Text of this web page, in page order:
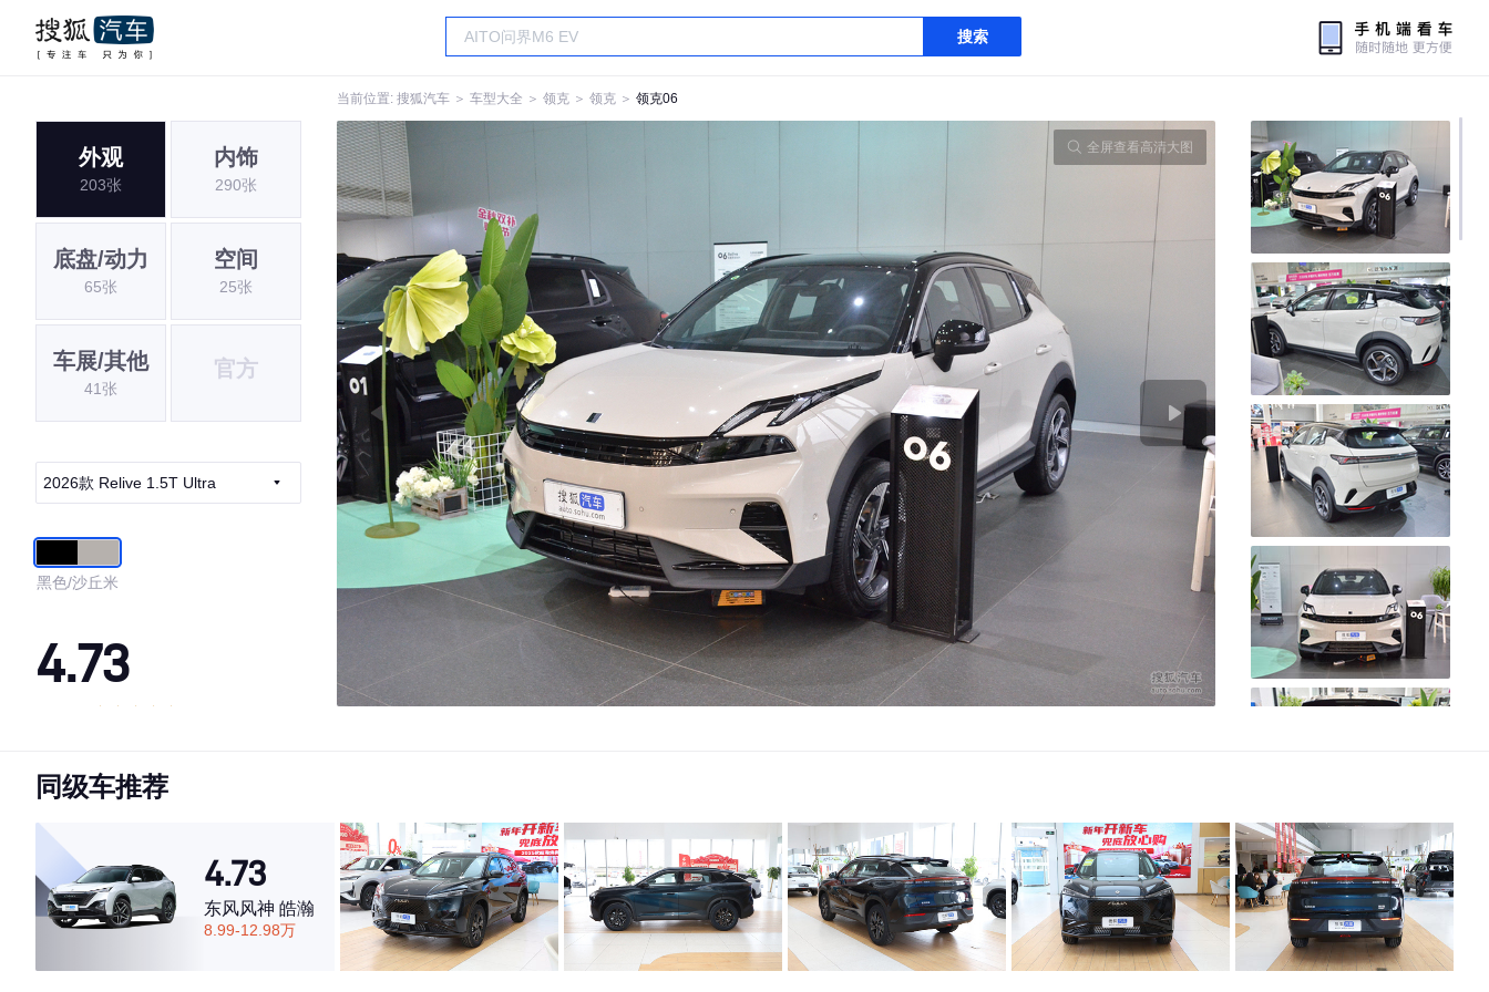
搜索
当前位置: 搜狐汽车 ＞ 车型大全 ＞ 领克 ＞ 领克 ＞ 领克06
外观
203张
内饰
290张
底盘/动力
65张
空间
25张
车展/其他
41张
官方
2026款 Relive 1.5T Ultra
黑色/沙丘米
4.73
·内饰表现较为优秀，优于89%同级车
·空间表现较为优秀，优于53%同级车
全屏查看高清大图
同级车推荐
4.73
东风风神 皓瀚
8.99-12.98万